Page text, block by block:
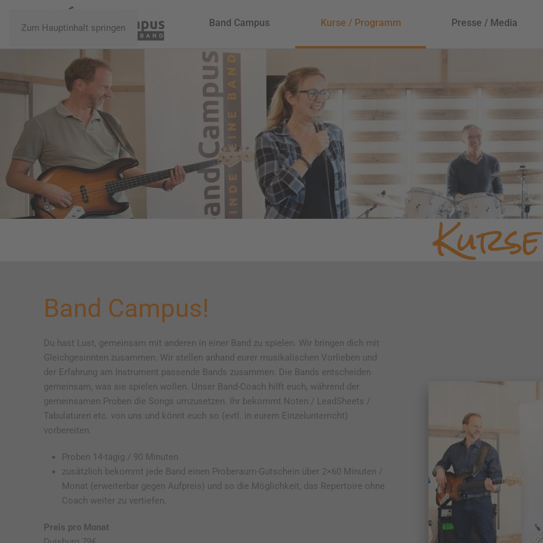
Zum Hauptinhalt springen Band Campus Kurse / Programm Presse / Media
Band Campus!
Du hast Lust, gemeinsam mit anderen in einer Band zu spielen. Wir bringen dich mit
Gleichgesinnten zusammen. Wir stellen anhand eurer musikalischen Vorlieben und
der Erfahrung am Instrument passende Bands zusammen. Die Bands entscheiden
gemeinsam, was sie spielen wollen. Unser Band-Coach hilft euch, während der
gemeinsamen Proben die Songs umzusetzen. Ihr bekommt Noten / LeadSheets /
Tabulaturen etc. von uns und könnt euch so (evtl. in eurem Einzelunterricht)
vorbereiten.
Proben 14-tägig / 90 Minuten
zusätzlich bekommt jede Band einen Proberaum-Gutschein über 2×60 Minuten /
Monat (erweiterbar gegen Aufpreis) und so die Möglichkeit, das Repertoire ohne
Coach weiter zu vertiefen.
Preis pro Monat